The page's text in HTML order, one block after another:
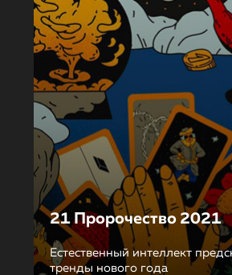
21 Пророчество 2021
Естественный интеллект
тренды нового года